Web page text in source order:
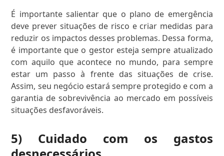
É importante salientar que o plano de emergência
deve prever situações de risco e criar medidas para
reduzir os impactos desses problemas. Dessa forma,
é importante que o gestor esteja sempre atualizado
com aquilo que acontece no mundo, para sempre
estar um passo à frente das situações de crise.
Assim, seu negócio estará sempre protegido e com a
garantia de sobrevivência ao mercado em possíveis
situações desfavoráveis.
5) Cuidado com os gastos